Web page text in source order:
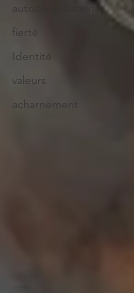
autoconsultations
fierté
Identité
valeurs
acharnement